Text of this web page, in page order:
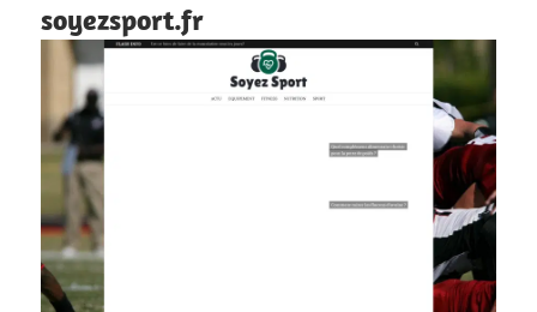
soyezsport.fr